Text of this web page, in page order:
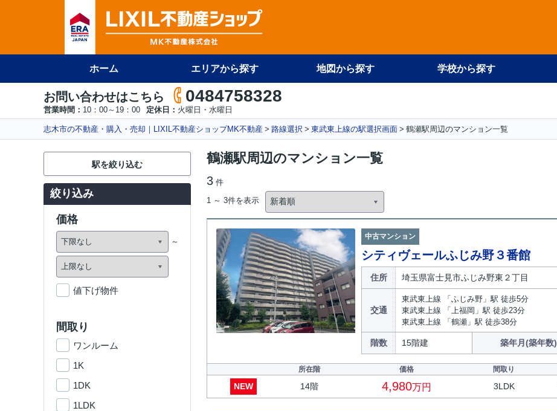
ホーム エリアから探す 地図から探す 学校から探す
お問い合わせはこちら 0484758328
営業時間： 10：00～19：00 定休日： 火曜日・水曜日
志木市の不動産・購入・売却｜LIXIL不動産ショップMK不動産 路線選択 東武東上線の駅選択画面 鶴瀬駅周辺のマンション一覧
鶴瀬駅周辺のマンション一覧
3 件
1 ～ 3件を表示
中古マンション
シティヴェールふじみ野３番館
住所 埼玉県富士見市ふじみ野東２丁目
交通
東武東上線 「ふじみ野」駅 徒歩5分
東武東上線 「上福岡」駅 徒歩23分
東武東上線 「鶴瀬」駅 徒歩38分
階数 15階建 築年月(築年数)
所在階 価格 間取り
NEW 14階 4,980万円 3LDK
駅を絞り込む
絞り込み
価格
値下げ物件
間取り
ワンルーム
1K
1DK
1LDK